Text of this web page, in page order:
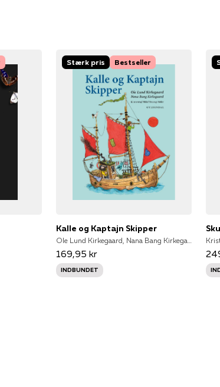
Stærk pris Bestseller
Kalle og Kaptajn Skipper
169,95 kr
INDBUNDET